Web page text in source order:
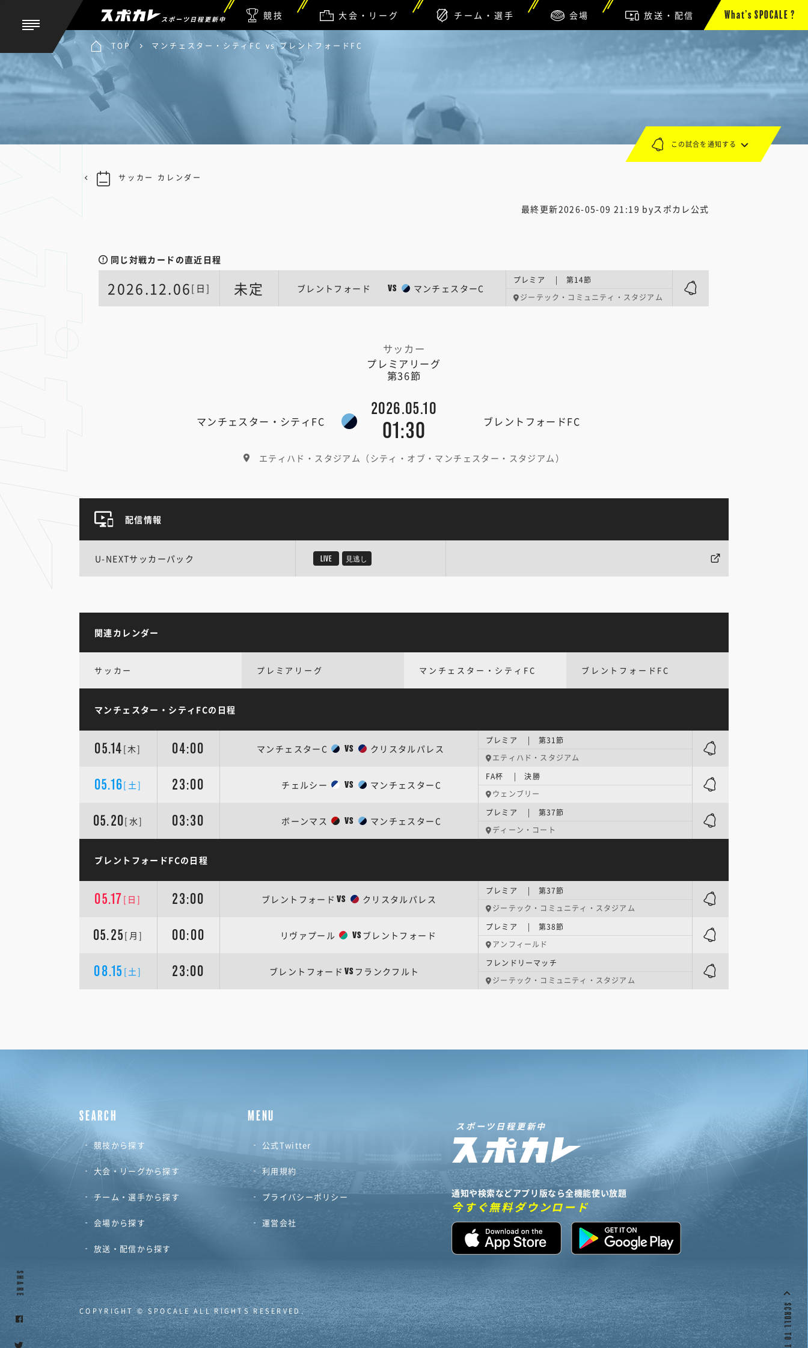
スポーツ日程更新中 競技 大会・リーグ チーム・選手 会場 放送・配信 What’s SPOCALE ?
TOP マンチェスター・シティFC vs ブレントフォードFC
最終更新2026-05-09 21:19 byスポカレ公式
同じ対戦カードの直近日程
2026.12.06[日] 未定 ブレントフォード VS マンチェスターC
プレミア | 第14節
ジーテック・コミュニティ・スタジアム
サッカー
プレミアリーグ
第36節
マンチェスター・シティFC
2026.05.10
01:30 ブレントフォードFC
エティハド・スタジアム（シティ・オブ・マンチェスター・スタジアム）
この試合を通知する
サッカー カレンダー
配信情報
U-NEXTサッカーパック LIVE 見逃し
関連カレンダー
サッカー プレミアリーグ マンチェスター・シティFC ブレントフォードFC
マンチェスター・シティFCの日程
05.14 [木] 04:00 マンチェスターC VS クリスタルパレス
プレミア | 第31節
エティハド・スタジアム
05.16[土] 23:00 チェルシー VS マンチェスターC
FA杯 | 決勝
ウェンブリー
05.20[水] 03:30 ボーンマス VS マンチェスターC
プレミア | 第37節
ディーン・コート
ブレントフォードFCの日程
05.17 [日] 23:00 ブレントフォード VS クリスタルパレス
プレミア | 第37節
ジーテック・コミュニティ・スタジアム
05.25 [月] 00:00 リヴァプール VS ブレントフォード
プレミア | 第38節
アンフィールド
08.15 [土] 23:00 ブレントフォード VS フランクフルト
フレンドリーマッチ
ジーテック・コミュニティ・スタジアム
SEARCH
競技から探す
大会・リーグから探す
チーム・選手から探す
会場から探す
放送・配信から探す
MENU
公式Twitter
利用規約
プライバシーポリシー
運営会社
スポーツ日程更新中
通知や検索などアプリ版なら全機能使い放題
今すぐ無料ダウンロード
COPYRIGHT © SPOCALE ALL RIGHTS RESERVED. SCROLL TO TOP
SHARE